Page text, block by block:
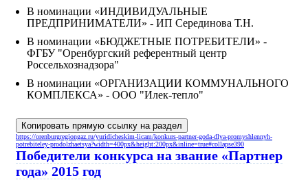
В номинации «ИНДИВИДУАЛЬНЫЕ
ПРЕДПРИНИМАТЕЛИ» - ИП Серединова Т.Н.
В номинации «БЮДЖЕТНЫЕ ПОТРЕБИТЕЛИ» -
ФГБУ "Оренбургский референтный центр
Россельхознадзора"
В номинации «ОРГАНИЗАЦИИ КОММУНАЛЬНОГО
КОМПЛЕКСА» - ООО "Илек-тепло"
Копировать прямую ссылку на раздел
https://orenburgregiongaz.ru/yuridicheskim-licam/konkurs-partner-goda-dlya-promyshlennyh-
potrebiteley-prodolzhaetsya?width=400px&height:200px&inline=true#collapse390
Победители конкурса на звание «Партнер
года» 2015 год